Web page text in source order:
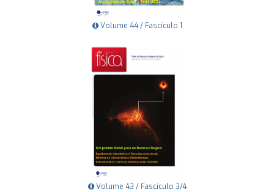
Volume 44 / Fascículo 1
Volume 43 / Fascículo 3/4